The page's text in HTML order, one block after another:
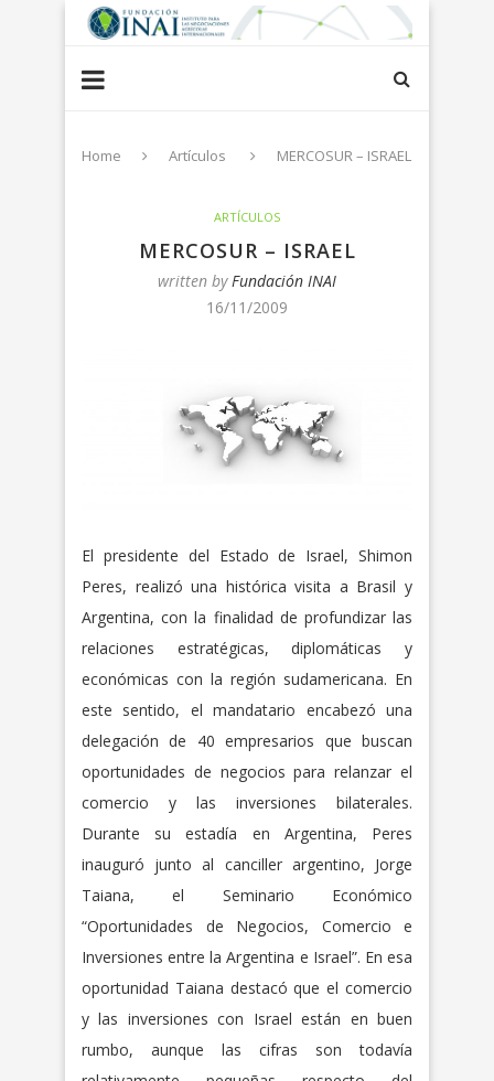
Home Artículos MERCOSUR – ISRAEL
ARTÍCULOS
MERCOSUR – ISRAEL
written by Fundación INAI
16/11/2009
El presidente del Estado de Israel, Shimon
Peres, realizó una histórica visita a Brasil y
Argentina, con la finalidad de profundizar las
relaciones estratégicas, diplomáticas y
económicas con la región sudamericana. En
este sentido, el mandatario encabezó una
delegación de 40 empresarios que buscan
oportunidades de negocios para relanzar el
comercio y las inversiones bilaterales.
Durante su estadía en Argentina, Peres
inauguró junto al canciller argentino, Jorge
Taiana, el Seminario Económico
“Oportunidades de Negocios, Comercio e
Inversiones entre la Argentina e Israel”. En esa
oportunidad Taiana destacó que el comercio
y las inversiones con Israel están en buen
rumbo, aunque las cifras son todavía